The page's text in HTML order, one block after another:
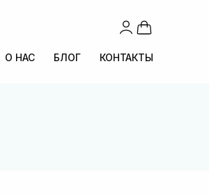
О НАС БЛОГ КОНТАКТЫ